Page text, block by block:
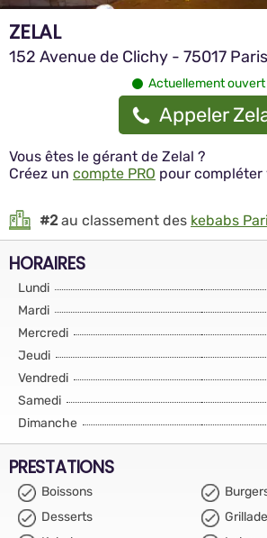
ZELAL
152 Avenue de Clichy - 75017
Actuellement ouvert
Appeler
Vous êtes le gérant de Zelal ?
Créez un compte PRO pour compléter
#2au classement des kebabs
HORAIRES
Lundi
Mardi
Mercredi
Jeudi
Vendredi
Samedi
Dimanche
PRESTATIONS
Boissons
Desserts